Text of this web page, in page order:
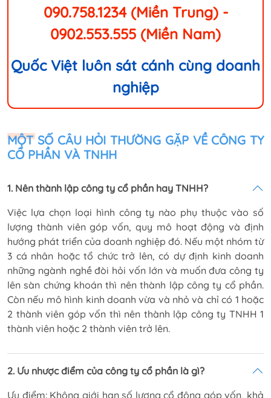
090.758.1234 (Miền Trung) -
0902.553.555 (Miền Nam)
Quốc Việt luôn sát cánh cùng doanh
nghiệp
MỘT SỐ CÂU HỎI THƯỜNG GẶP VỀ CÔNG TY
CỔ PHẦN VÀ TNHH
1. Nên thành lập công ty cổ phần hay TNHH?
Việc lựa chọn loại hình công ty nào phụ thuộc vào số
lượng thành viên góp vốn, quy mô hoạt động và định
hướng phát triển của doanh nghiệp đó. Nếu một nhóm từ
3 cá nhân hoặc tổ chức trở lên, có dự định kinh doanh
những ngành nghề đòi hỏi vốn lớn và muốn đưa công ty
lên sàn chứng khoán thì nên thành lập công ty cổ phần.
Còn nếu mô hình kinh doanh vừa và nhỏ và chỉ có 1 hoặc
2 thành viên góp vốn thì nên thành lập công ty TNHH 1
thành viên hoặc 2 thành viên trở lên.
2. Ưu nhược điểm của công ty cổ phần là gì?
Ưu điểm: Không giới hạn số lượng cổ đông góp vốn, khả